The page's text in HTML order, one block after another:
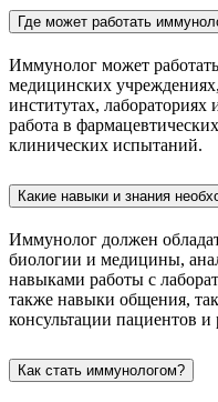
Где может работать
Иммунолог может
медицинских
институтах,
работа в
клинических испытаний.
Какие навыки и знания
Иммунолог должен
биологии и медицины,
навыками работы с
также навыки общения,
консультации пациентов и
Как стать иммунологом?